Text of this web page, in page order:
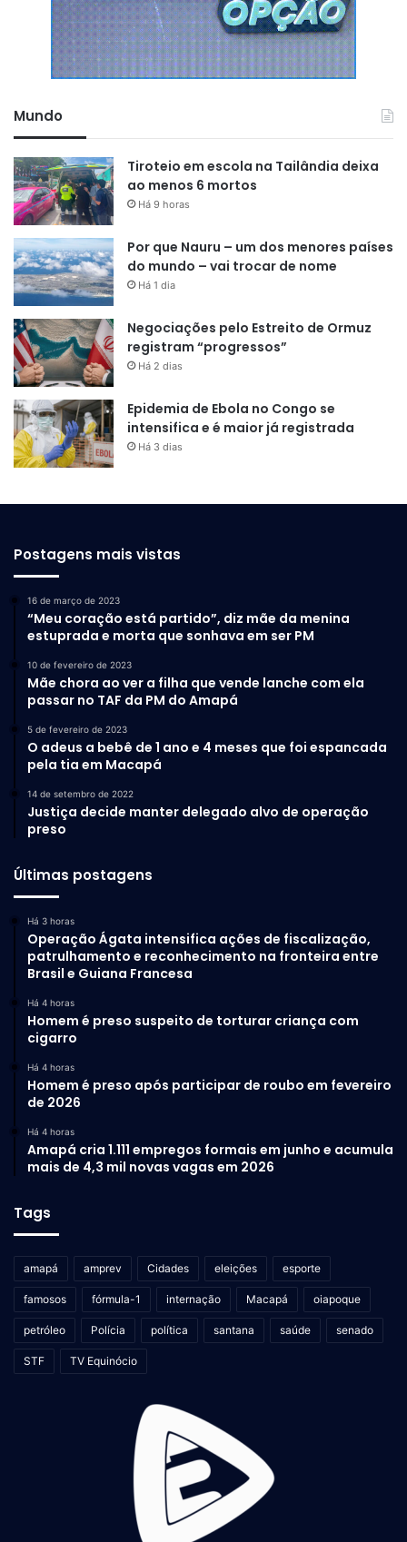
Mundo
Tiroteio em escola na Tailândia deixa
ao menos 6 mortos
Há 9 horas
Por que Nauru – um dos menores países
do mundo – vai trocar de nome
Há 1 dia
Negociações pelo Estreito de Ormuz
registram “progressos”
Há 2 dias
Epidemia de Ebola no Congo se
intensifica e é maior já registrada
Há 3 dias
Postagens mais vistas
16 de março de 2023
“Meu coração está partido”, diz mãe da menina
estuprada e morta que sonhava em ser PM
10 de fevereiro de 2023
Mãe chora ao ver a filha que vende lanche com ela
passar no TAF da PM do Amapá
5 de fevereiro de 2023
O adeus a bebê de 1 ano e 4 meses que foi espancada
pela tia em Macapá
14 de setembro de 2022
Justiça decide manter delegado alvo de operação
preso
Últimas postagens
Há 3 horas
Operação Ágata intensifica ações de fiscalização,
patrulhamento e reconhecimento na fronteira entre
Brasil e Guiana Francesa
Há 4 horas
Homem é preso suspeito de torturar criança com
cigarro
Há 4 horas
Homem é preso após participar de roubo em fevereiro
de 2026
Há 4 horas
Amapá cria 1.111 empregos formais em junho e acumula
mais de 4,3 mil novas vagas em 2026
Tags
amapá amprev Cidades eleições esporte
famosos fórmula-1 internação Macapá oiapoque
petróleo Polícia política santana saúde senado
STF TV Equinócio